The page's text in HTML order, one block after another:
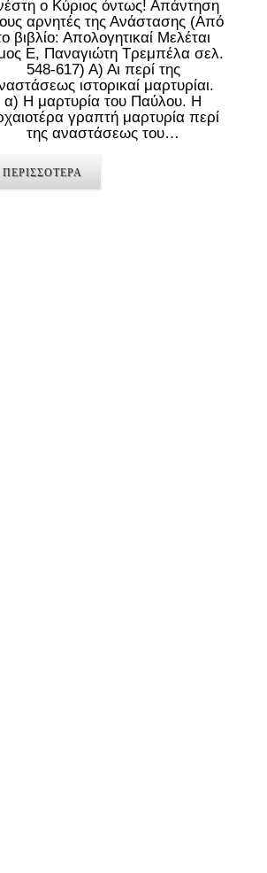
ο Κύριος όντως! Απάντηση
αρνητές της Ανάστασης (Από
βιβλίο: Απολογητικαί Μελέται
Ε, Παναγιώτη Τρεμπέλα σελ.
548-617) Α) Αι περί της
ιστορικαί μαρτυρίαι.
α) Η μαρτυρία του Παύλου. Η
γραπτή μαρτυρία περί
της αναστάσεως του…
ΠΕΡΙΣΣΟΤΕΡΑ